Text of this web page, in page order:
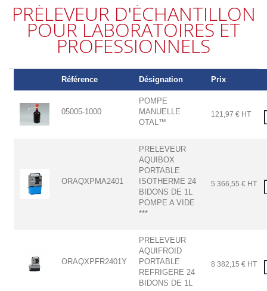
PRÉLEVEUR D'ÉCHANTILLON
POUR LABORATOIRES ET
PROFESSIONNELS
Référence Désignation Prix
05005-1000
POMPE
MANUELLE
OTAL™
121,97 € HT
ORAQXPMA2401
PRELEVEUR
AQUIBOX
PORTABLE
ISOTHERME 24
BIDONS DE 1L
POMPE A VIDE
***
5 366,55 € HT
ORAQXPFR2401Y
PRELEVEUR
AQUIFROID
PORTABLE
REFRIGERE 24
BIDONS DE 1L
8 382,15 € HT